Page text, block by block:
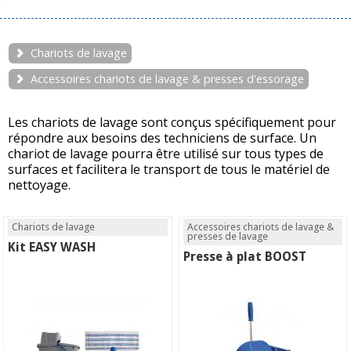
Chariots de lavage
Accessoires chariots de lavage & presses d'essorage
Les chariots de lavage sont conçus spécifiquement pour
répondre aux besoins des techniciens de surface. Un
chariot de lavage pourra être utilisé sur tous types de
surfaces et facilitera le transport de tous le matériel de
nettoyage.
Chariots de lavage
Kit EASY WASH
Accessoires chariots de lavage &
presses de lavage
Presse à plat BOOST